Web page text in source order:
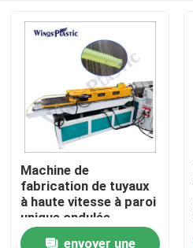
Maison
Produits
Au sujet de nous
Machine de
fabrication de tuyaux
à haute vitesse à paroi
unique ondulée
envoyer une